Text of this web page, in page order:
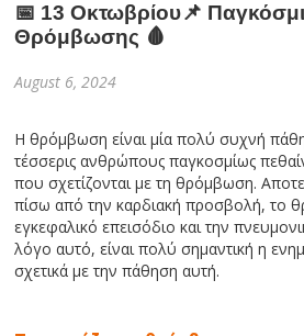
📅 13 Οκτωβρίου📌
Θρόμβωσης 🩸
August 6, 2024
Η θρόμβωση είναι μία πολύ συχνή
τέσσερις ανθρώπους παγκοσμίως
που σχετίζονται με τη θρόμβωση.
πίσω από την καρδιακή προσβολή, το
εγκεφαλικό επεισόδιο και την
λόγο αυτό, είναι πολύ σημαντική η
σχετικά με την πάθηση αυτή.